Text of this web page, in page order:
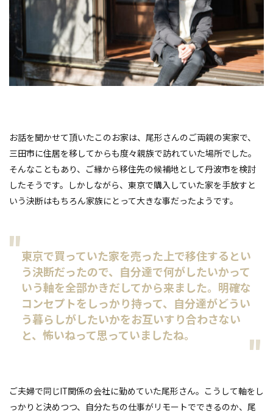
お話を聞かせて頂いたこのお家は、尾形さんのご両親の実家で、
三田市に住居を移してからも度々親族で訪れていた場所でした。
そんなこともあり、ご縁から移住先の候補地として丹波市を検討
したそうです。しかしながら、東京で購入していた家を手放すと
いう決断はもちろん家族にとって大きな事だったようです。
東京で買っていた家を売った上で移住するとい
う決断だったので、自分達で何がしたいかって
いう軸を全部かきだしてから来ました。明確な
コンセプトをしっかり持って、自分達がどうい
う暮らしがしたいかをお互いすり合わさない
と、怖いねって思っていましたね。
ご夫婦で同じIT関係の会社に勤めていた尾形さん。こうして軸をし
っかりと決めつつ、自分たちの仕事がリモートでできるのか、尾